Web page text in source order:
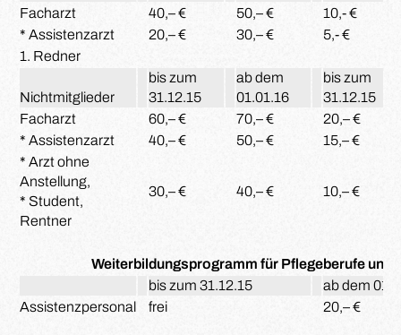
Facharzt 40,– € 50,– €
10,- €
* Assistenzarzt
20,– € 30,– €
5,- €
1. Redner
Nichtmitglieder
bis zum
31.12.15
ab dem
01.01.16
bis zum
31.12.15
Facharzt
60,– € 70,– €
20,– €
* Assistenzarzt
40,– € 50,– €
15,– €
* Arzt ohne
Anstellung,
* Student,
Rentner
30,– € 40,– € 10,– €
Weiterbildungsprogramm für Pflegeberufe und
bis zum 31.12.15
ab dem
Assistenzpersonal
frei 20,– €